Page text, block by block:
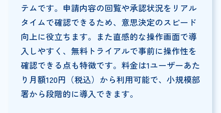
テムです。申請内容の回覧や承認状況をリアル
タイムで確認できるため、意思決定のスピード
向上に役立ちます。また直感的な操作画面で導
入しやすく、無料トライアルで事前に操作性を
確認できる点も特徴です。料金は1ユーザーあた
り月額120円（税込）から利用可能で、小規模部
署から段階的に導入できます。